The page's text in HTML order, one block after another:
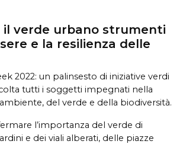
il verde urbano strumenti
e la resilienza delle
2022: un palinsesto di iniziative verdi
tutti i soggetti impegnati nella
del verde e della biodiversità.
l’importanza del verde di
e dei viali alberati, delle piazze